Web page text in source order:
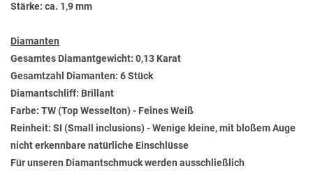
Stärke: ca. 1,9 mm
Diamanten
Gesamtes Diamantgewicht: 0,13 Karat
Gesamtzahl Diamanten: 6 Stück
Diamantschliff: Brillant
Farbe: TW (Top Wesselton) - Feines Weiß
Reinheit: SI (Small inclusions) - Wenige kleine, mit bloßem Auge
nicht erkennbare natürliche Einschlüsse
Für unseren Diamantschmuck werden ausschließlich